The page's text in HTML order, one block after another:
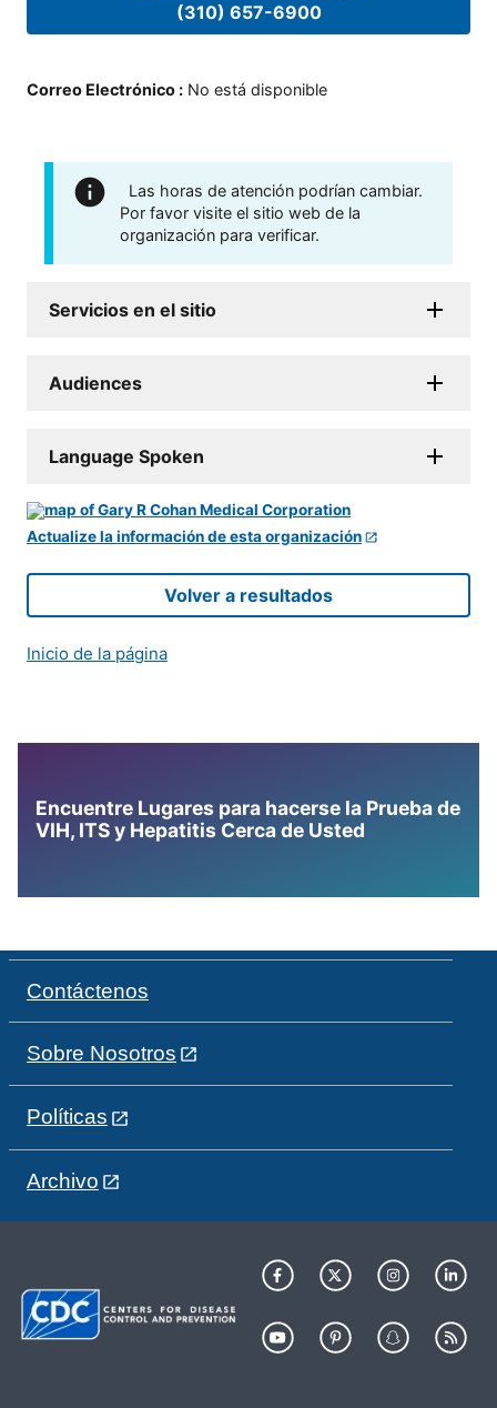
(310) 657-6900
Correo Electrónico : No está disponible
Las horas de atención podrían cambiar.
Por favor visite el sitio web de la
organización para verificar.
Servicios en el sitio
Audiences
Language Spoken
Actualize la información de esta organización
Volver a resultados
Inicio de la página
Encuentre Lugares para hacerse la Prueba de
VIH, ITS y Hepatitis Cerca de Usted
Contáctenos
Sobre Nosotros
Políticas
Archivo